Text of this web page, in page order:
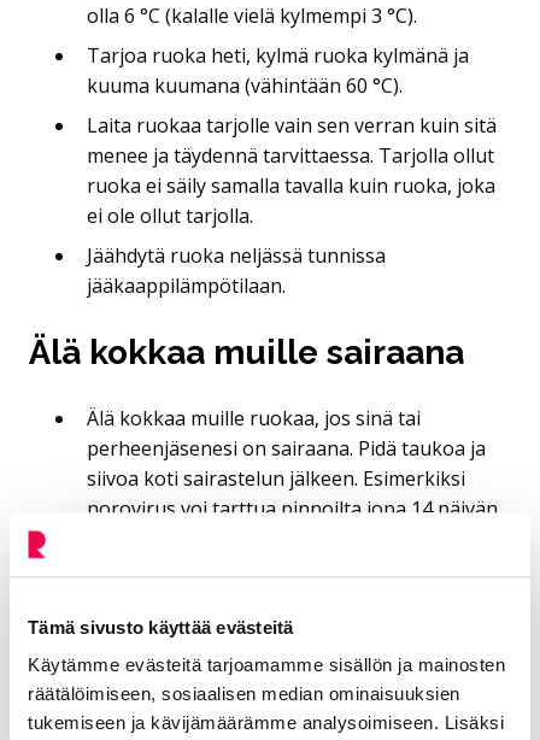
Tämä sivusto käyttää evästeitä
Käytämme evästeitä tarjoamamme sisällön ja mainosten
räätälöimiseen, sosiaalisen median ominaisuuksien
tukemiseen ja kävijämäärämme analysoimiseen. Lisäksi
olla 6 °C (kalalle vielä kylmempi 3 °C).
Tarjoa ruoka heti, kylmä ruoka kylmänä ja
kuuma kuumana (vähintään 60 °C).
Laita ruokaa tarjolle vain sen verran kuin sitä
menee ja täydennä tarvittaessa. Tarjolla ollut
ruoka ei säily samalla tavalla kuin ruoka, joka
ei ole ollut tarjolla.
Jäähdytä ruoka neljässä tunnissa
jääkaappilämpötilaan.
Älä kokkaa muille sairaana
Älä kokkaa muille ruokaa, jos sinä tai
perheenjäsenesi on sairaana. Pidä taukoa ja
siivoa koti sairastelun jälkeen. Esimerkiksi
norovirus voi tarttua pinnoilta jopa 14 päivän
Tarkista päiväysmerkinnät ja lue
viimeisen käyttöpäivän jälkeen. Parasta ennen
päiväyksellä merkittyä tuotetta voi käyttää, jos
se ei haise, näytä tai maistu pilaantuneelle.